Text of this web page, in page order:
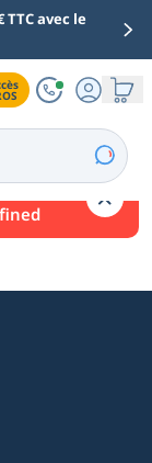
TTC avec le